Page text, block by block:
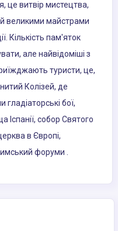
це витвір мистецтва,
великими майстрами
Кількість пам'яток
але найвідоміші з
туристи, це,
Колізей, де
бої,
Іспанії, собор Святого
в Європі,
форуми .